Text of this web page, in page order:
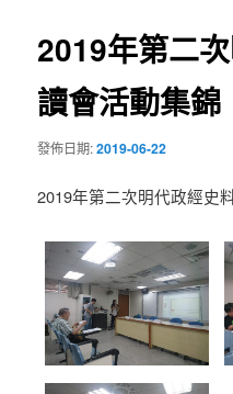
2019年第二
讀會活動集錦
發佈日期:2019-06-22
2019年第二次明代政經史